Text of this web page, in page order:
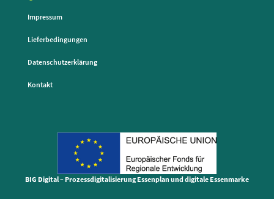
Impressum
Lieferbedingungen
Datenschutzerklärung
Kontakt
BIG Digital – Prozessdigitalisierung Essenplan und digitale Essenmarke